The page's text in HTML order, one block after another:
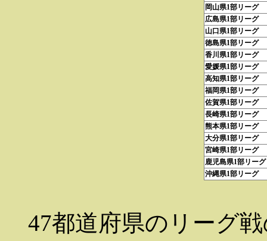
岡山県1部リーグ
広島県1部リーグ
山口県1部リーグ
徳島県1部リーグ
香川県1部リーグ
愛媛県1部リーグ
高知県1部リーグ
福岡県1部リーグ
佐賀県1部リーグ
長崎県1部リーグ
熊本県1部リーグ
大分県1部リーグ
宮崎県1部リーグ
鹿児島県1部リーグ
沖縄県1部リーグ
47都道府県のリーグ